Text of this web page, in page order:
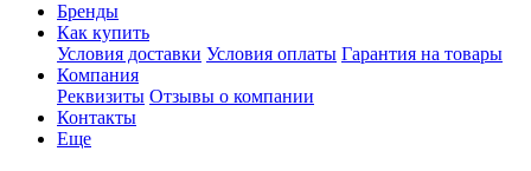
Бренды
Как купить
Условия доставки Условия оплаты Гарантия на товары
Компания
Реквизиты Отзывы о компании
Контакты
Еще